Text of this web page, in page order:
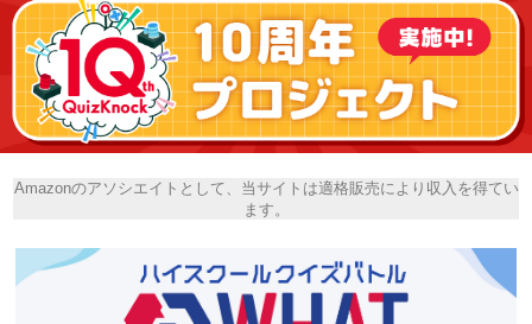
Amazonのアソシエイトとして、当サイトは適格販売により収入を得てい
ます。